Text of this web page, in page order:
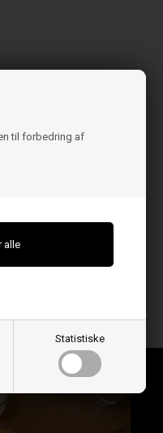
til forbedring af
Statistiske